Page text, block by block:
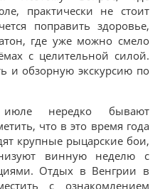
практически не стоит
поправить здоровье,
где уже можно смело
с целительной силой.
и обзорную экскурсию по
нередко бывают
что в это время года
крупные рыцарские бои,
винную неделю с
Отдых в Венгрии в
с ознакомлением